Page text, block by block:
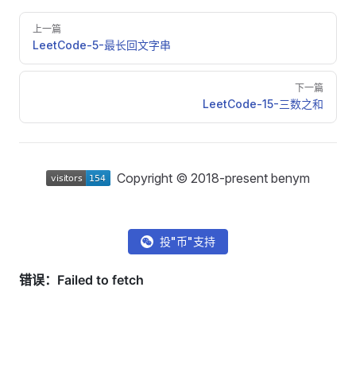
Pager
上一篇
LeetCode-5-最长回文字串
下一篇
LeetCode-15-三数之和
Copyright © 2018-present benym
投"币"支持